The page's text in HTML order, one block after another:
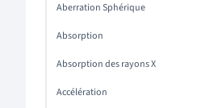
Aberration Sphérique
Absorption
Absorption des rayons X
Accélération